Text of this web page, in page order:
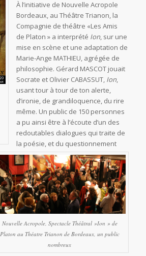
Nouvelle Acropole, Spectacle Théâtral »Ion » de
Platon au Théatre Trianon de Bordeaux, un public
nombreux
À l’initiative de Nouvelle Acropole
Bordeaux, au Théâtre Trianon, la
Compagnie de théâtre «Les Amis
de Platon » a interprété Ion, sur une
mise en scène et une adaptation de
Marie-Ange MATHIEU, agrégée de
philosophie. Gérard MASCOT jouait
Socrate et Olivier CABASSUT, Ion,
usant tour à tour de ton alerte,
d’ironie, de grandiloquence, du rire
même. Un public de 150 personnes
a pu ainsi être à l’écoute d’un des
redoutables dialogues qui traite de
la poésie, et du questionnement